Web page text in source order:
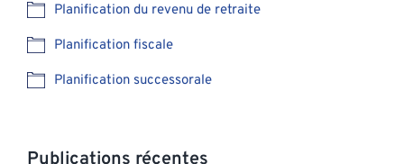
Planification du revenu de retraite
Planification fiscale
Planification successorale